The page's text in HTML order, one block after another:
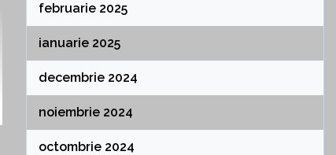
februarie 2025
ianuarie 2025
decembrie 2024
noiembrie 2024
octombrie 2024